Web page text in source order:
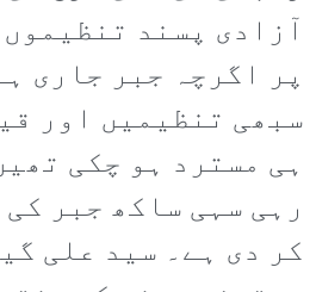
آزادی پسند
پر اگرچہ جبر جاری
سبھی تنظیمیں اور
ہی مسترد ہو چکی
رہی سہی ساکھ جبر
کر دی ہے۔ سید علی